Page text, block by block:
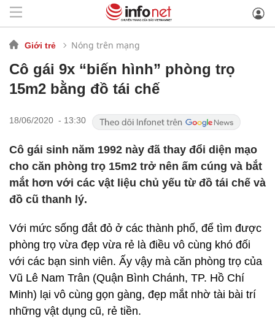
Giới trẻ Nóng trên mạng
Cô gái 9x “biến hình” phòng trọ
15m2 bằng đồ tái chế
18/06/2020 - 13:30
Cô gái sinh năm 1992 này đã thay đổi diện mạo
cho căn phòng trọ 15m2 trở nên ấm cúng và bắt
mắt hơn với các vật liệu chủ yếu từ đồ tái chế và
đồ cũ thanh lý.
Với mức sống đắt đỏ ở các thành phố, để tìm được
phòng trọ vừa đẹp vừa rẻ là điều vô cùng khó đối
với các bạn sinh viên. Ấy vậy mà căn phòng trọ của
Vũ Lê Nam Trân (Quận Bình Chánh, TP. Hồ Chí
Minh) lại vô cùng gọn gàng, đẹp mắt nhờ tài bài trí
những vật dụng cũ, rẻ tiền.